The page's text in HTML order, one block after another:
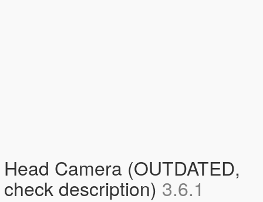
Head Camera (OUTDATED,
check description) 3.6.1